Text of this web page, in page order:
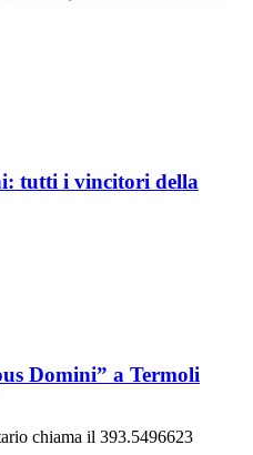
tutti i vincitori della
Domini” a Termoli
chiama il 393.5496623